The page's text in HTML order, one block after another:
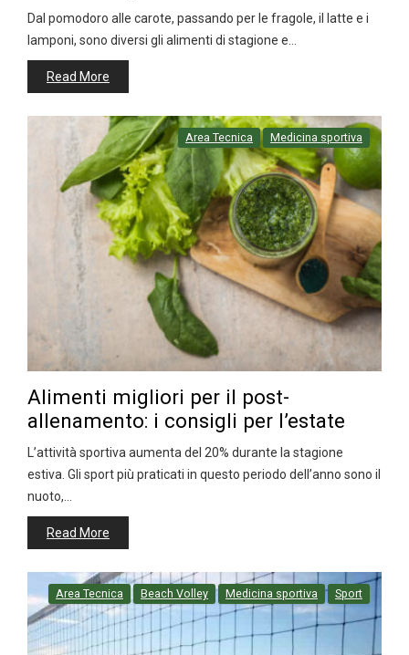
Dal pomodoro alle carote, passando per le fragole, il latte e i
lamponi, sono diversi gli alimenti di stagione e…
Read More
Area Tecnica Medicina sportiva
Alimenti migliori per il post-
allenamento: i consigli per l’estate
L’attività sportiva aumenta del 20% durante la stagione
estiva. Gli sport più praticati in questo periodo dell’anno sono il
nuoto,…
Read More
Area Tecnica Beach Volley Medicina sportiva Sport